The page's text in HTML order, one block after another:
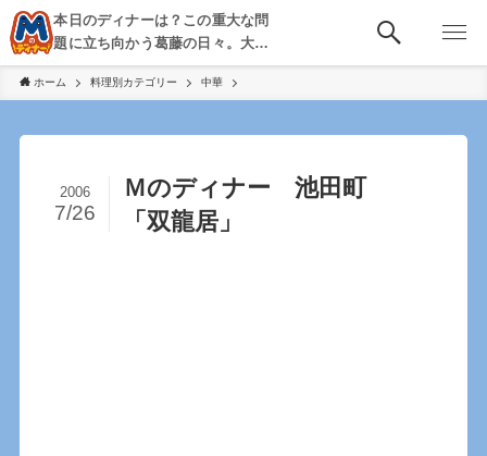
本日のディナーは？この重大な問
題に立ち向かう葛藤の日々。大
阪・京都・神戸を中心とした食べ
歩き、飲み歩きを綴る。
ホーム 料理別カテゴリー 中華
Ｍのディナー 池田町
「双龍居」
2006
7/26